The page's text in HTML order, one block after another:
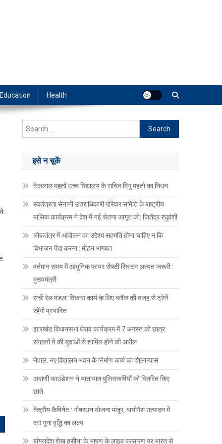
Education Health
Search
for:
इसे न चूकें
टेकलाल महतो उच्च विद्यालय के सचिव बिगु महतो का निधन
स्वतंत्रता सेनानी उत्तराधिकारी परिवार समिति के राष्ट्रीय
मासिक कार्यक्रम ने देश में नई चेतना जागृत की: जितेंद्र रघुवंशी
लोकतंत्र में आंदोलन का उद्देश्य सहमति होना चाहिए न कि
विभाजन पैदा करना : मोहन भागवत
वर्तमान समय में आधुनिक फायर सेफ्टी सिस्टम अत्यंत जरूरी :
मुख्यमंत्री
रांची रेल मंडल: विकास कार्य के लिए ब्लॉक की वजह से ट्रेनें
रहेंगी प्रभावित
झारखंड विधानसभा घेराव कार्यक्रम में 7 अगस्त को छात्र
संगठनों ने की युवाओं से शामिल होने की अपील
नेपाल: नए विद्यालय भवन के निर्माण कार्य का शिलान्यास
अदाणी फाउंडेशन ने यातायात पुलिसकर्मियों को वितरित किए
छाते
केंद्रीय कैबिनेट : गोबरधन योजना मंजूर, बायोगैस उत्पादन में
दस गुना वृद्धि का लक्ष्य
बांग्लादेश शेख हसीना के भाषण के लाइव प्रसारण पर भारत से